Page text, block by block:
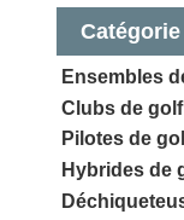
Ensembles
Clubs de
Pilotes de
Hybrides de